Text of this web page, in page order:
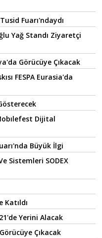
Fuarı'ndaydı
Yağ Standı Ziyaretçi
Görücüye Çıkacak
FESPA Eurasia'da
Dijital
Büyük İlgi
Sistemleri SODEX
Katıldı
Yerini Alacak
Çıkacak